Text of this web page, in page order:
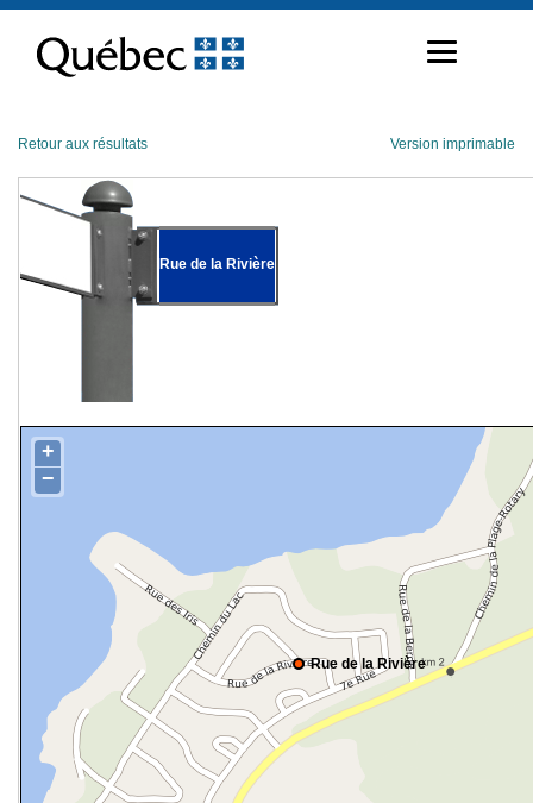
contenu
Retour aux résultats Version imprimable
Rue de la Rivière
Rue de la Rivière
+
−